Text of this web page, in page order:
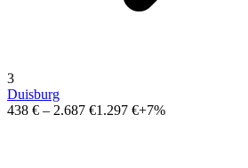
3
Duisburg
438 € – 2.687 €1.297 €+7%